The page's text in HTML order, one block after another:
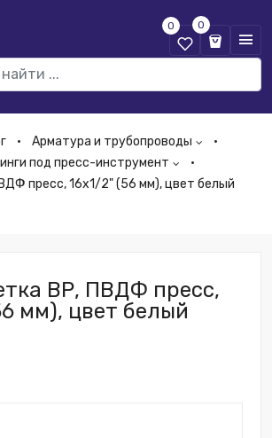
0 0
Арматура и трубопроводы
под пресс-инструмент
пресс, 16х1/2" (56 мм), цвет белый
ВР, ПВДФ пресс,
мм), цвет белый